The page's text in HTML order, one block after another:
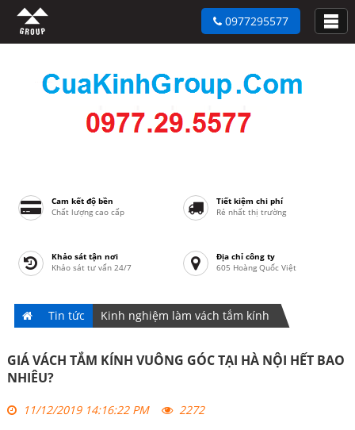
Cam kết độ bền
Chất lượng cao cấp
Tiết kiệm chi phí
Rẻ nhất thị trường
Khảo sát tận nơi
Khảo sát tư vấn 24/7
Địa chỉ công ty
605 Hoàng Quốc Việt
0977295577
Tin tức Kinh nghiệm làm vách tắm kính
GIÁ VÁCH TẮM KÍNH VUÔNG GÓC TẠI HÀ NỘI HẾT BAO
NHIÊU?
11/12/2019 14:16:22 PM 2272